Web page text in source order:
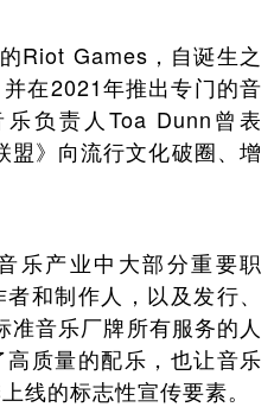
Riot Games，自诞生之
在2021年推出专门的音
负责人Toa Dunn曾表
盟》向流行文化破圈、增
乐产业中大部分重要职
和制作人，以及发行、
音乐厂牌所有服务的人
质量的配乐，也让音乐
线的标志性宣传要素。